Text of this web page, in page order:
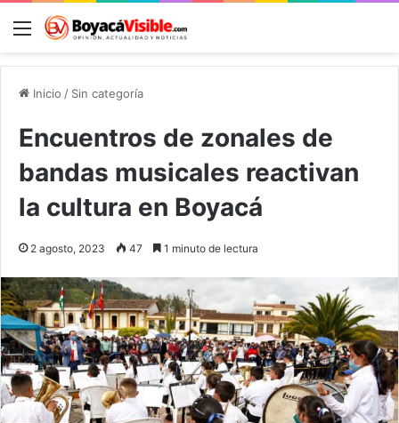
Menú
Inicio / Sin categoría
Encuentros de zonales de
bandas musicales reactivan
la cultura en Boyacá
2 agosto, 2023 47 1 minuto de lectura